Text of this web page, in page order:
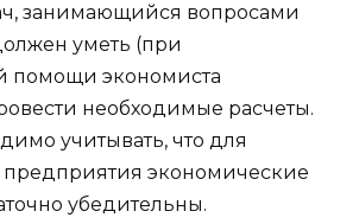
занимающийся вопросами
уметь (при
помощи экономиста
необходимые расчеты.
учитывать, что для
экономические
убедительны.